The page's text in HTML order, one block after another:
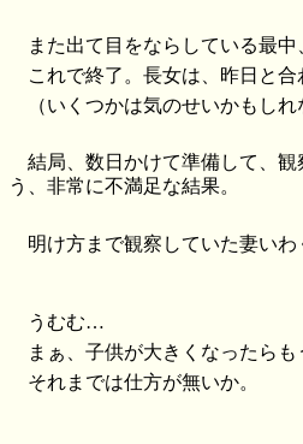
また出て目をならしている最
これで終了。長女は、昨日と
（いくつかは気のせいかもし
結局、数日かけて準備して、
う、非常に不満足な結果。
明け方まで観察していた妻い
うむむ…
まぁ、子供が大きくなったら
それまでは仕方が無いか。